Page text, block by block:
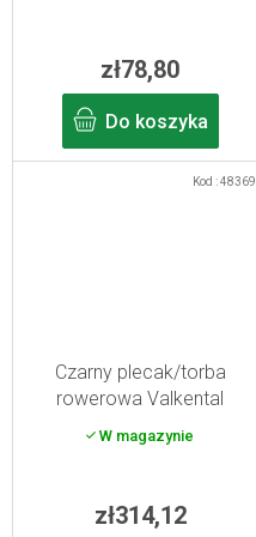
zł78,80
Do koszyka
Czarny plecak/torba
rowerowa Valkental
W magazynie
zł314,12
Kod :48369